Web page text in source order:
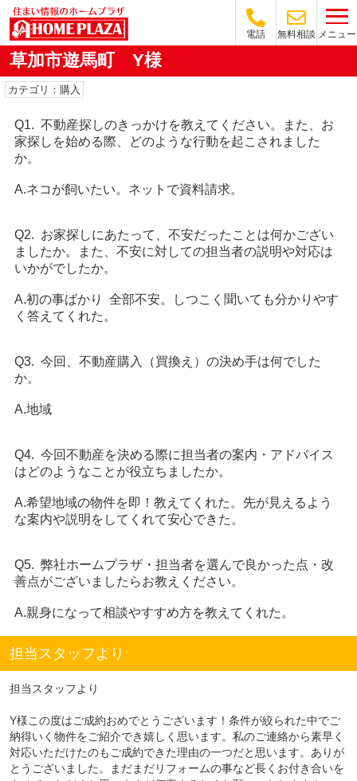
電話 無料相談 メニュー
草加市遊馬町 Y様
カテゴリ：購入
Q1. 不動産探しのきっかけを教えてください。また、お
家探しを始める際、どのような行動を起こされました
か。
A.ネコが飼いたい。ネットで資料請求。
Q2. お家探しにあたって、不安だったことは何かござい
ましたか。また、不安に対しての担当者の説明や対応は
いかがでしたか。
A.初の事ばかり 全部不安。しつこく聞いても分かりやす
く答えてくれた。
Q3. 今回、不動産購入（買換え）の決め手は何でした
か。
A.地域
Q4. 今回不動産を決める際に担当者の案内・アドバイス
はどのようなことが役立ちましたか。
A.希望地域の物件を即！教えてくれた。先が見えるよう
な案内や説明をしてくれて安心できた。
Q5. 弊社ホームプラザ・担当者を選んで良かった点・改
善点がございましたらお教えください。
A.親身になって相談やすすめ方を教えてくれた。
担当スタッフより
担当スタッフより
Y様この度はご成約おめでとうございます！条件が絞られた中でご
納得いく物件をご紹介でき嬉しく思います。私のご連絡から素早く
対応いただけたのもご成約できた理由の一つだと思います。ありが
とうございました。まだまだリフォームの事など長くお付き合いを